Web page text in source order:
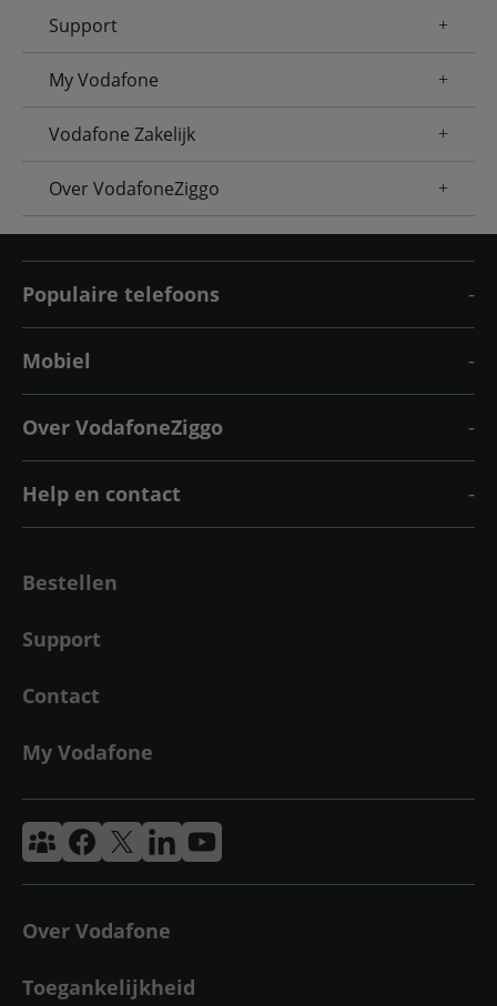
Support
My Vodafone
Vodafone Zakelijk
Over VodafoneZiggo
Populaire telefoons
Mobiel
Over VodafoneZiggo
Help en contact
Bestellen
Support
Contact
My Vodafone
Vodafone & Ziggo Community
Vodafone Facebook
Vodafone XVodafoneZiggo LinkedIn
Vodafone YouTube
Over Vodafone
Toegankelijkheid